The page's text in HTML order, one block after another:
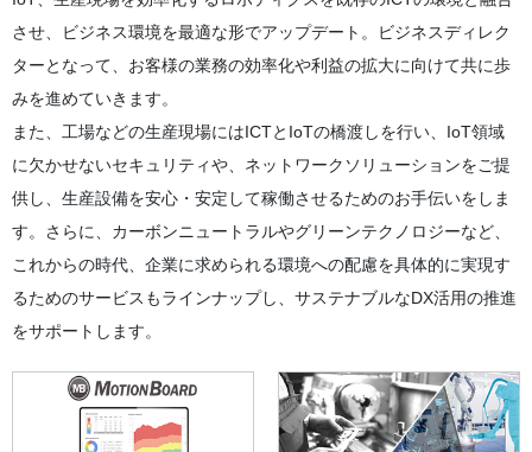
させ、ビジネス環境を最適な形でアップデート。ビジネスディレク
ターとなって、お客様の業務の効率化や利益の拡大に向けて共に歩
みを進めていきます。
また、工場などの生産現場にはICTとIoTの橋渡しを行い、IoT領域
に欠かせないセキュリティや、ネットワークソリューションをご提
供し、生産設備を安心・安定して稼働させるためのお手伝いをしま
す。さらに、カーボンニュートラルやグリーンテクノロジーなど、
これからの時代、企業に求められる環境への配慮を具体的に実現す
るためのサービスもラインナップし、サステナブルなDX活用の推進
をサポートします。